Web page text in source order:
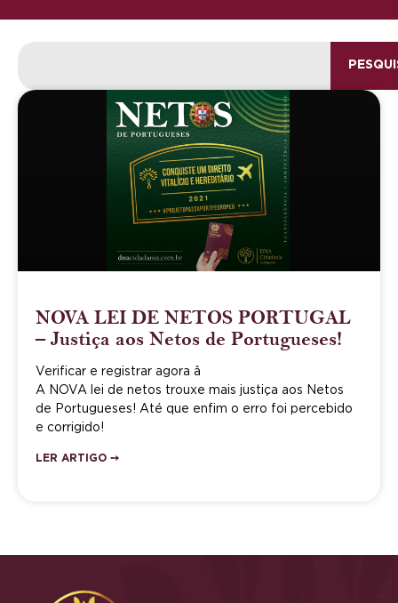
NOVA LEI DE NETOS PORTUGAL
– Justiça aos Netos de Portugueses!
Verificar e registrar agora â
A NOVA lei de netos trouxe mais justiça aos Netos
de Portugueses! Até que enfim o erro foi percebido
e corrigido!
LER ARTIGO ➙